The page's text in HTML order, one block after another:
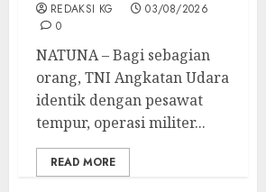
REDAKSI KG
03/08/2026
0
NATUNA – Bagi sebagian
orang, TNI Angkatan Udara
identik dengan pesawat
tempur, operasi militer...
READ MORE